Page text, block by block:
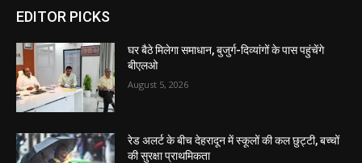
EDITOR PICKS
घर बैठे मिलेगा समाधान, बुजुर्ग-दिव्यांगों के पास पहुंचेंगे
बीएलओ
August 5, 2026
रेड अलर्ट के बीच देहरादून में स्कूलों की कल छुट्टी, बच्चों
की सुरक्षा प्राथमिकता